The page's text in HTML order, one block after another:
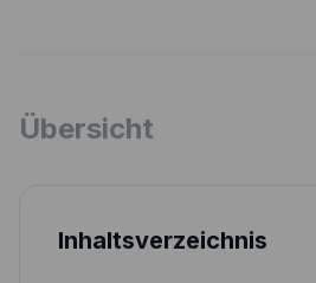
Übersicht
Inhaltsverzeichnis